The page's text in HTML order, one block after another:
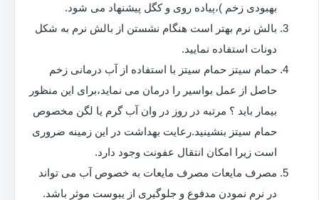
بهبودی زخم )،پیاده روی و کگل پیشنهاد می شود.
بالش نرم بهتر است هنگام نشستن از بالش نرم به شکل
دونات استفاده نمایید.
حمام سیتز حمام سیتز با استفاده از آب درمانی زخم
حاصل از عمل بواسیر را درمان می نماید،برای این منظور
بیمار باید ؟ مرتبه در روز در وان آب گرم یا لگن مخصوص
حمام سیتز بنشینید.رعایت بهداشت در این زمینه ضروری
است زیرا امکان انتقال عفونت وجود دارد.
مصرف مایعات مصرف مایعات به خصوص آب می تواند
در نرم نمودن مدفوع و جلوگیری از یبوست موثر باشد.